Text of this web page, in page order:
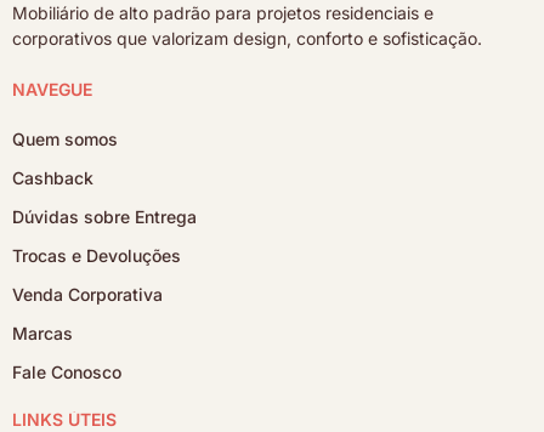
Mobiliário de alto padrão para projetos residenciais e
corporativos que valorizam design, conforto e sofisticação.
NAVEGUE
Quem somos
Cashback
Dúvidas sobre Entrega
Trocas e Devoluções
Venda Corporativa
Marcas
Fale Conosco
LINKS ÚTEIS